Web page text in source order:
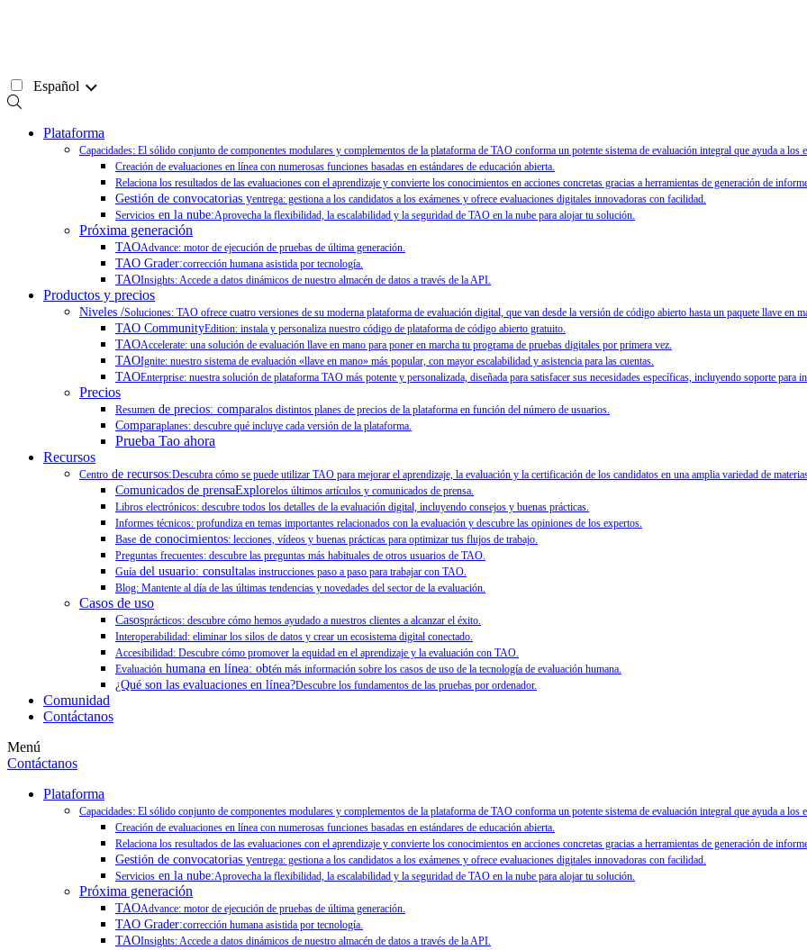
Español
Plataforma
Capacidades: El sólido conjunto de componentes modulares y complementos de la plataforma de TAO conforma un potente sistema de evaluación integral que ayuda a
Creación de evaluaciones en línea con numerosas funciones basadas en estándares de educación abierta.
Relaciona los resultados de las evaluaciones con el aprendizaje y convierte los conocimientos en acciones concretas gracias a herramientas de generación de
Gestión de convocatorias yentrega: gestiona a los candidatos a los exámenes y ofrece evaluaciones digitales innovadoras con facilidad.
Servicios en la nube:Aprovecha la flexibilidad, la escalabilidad y la seguridad de TAO en la nube para alojar tu solución.
Próxima generación
TAOAdvance: motor de ejecución de pruebas de última generación.
TAO Grader:corrección humana asistida por tecnología.
TAOInsights: Accede a datos dinámicos de nuestro almacén de datos a través de la API.
Productos y precios
Niveles /Soluciones: TAO ofrece cuatro versiones de su moderna plataforma de evaluación digital, que van desde la versión de código abierto hasta un paquete llave en
TAO CommunityEdition: instala y personaliza nuestro código de plataforma de código abierto gratuito.
TAOAccelerate: una solución de evaluación llave en mano para poner en marcha tu programa de pruebas digitales por primera vez.
TAOIgnite: nuestro sistema de evaluación «llave en mano» más popular, con mayor escalabilidad y asistencia para las cuentas.
TAOEnterprise: nuestra solución de plataforma TAO más potente y personalizada, diseñada para satisfacer sus necesidades específicas, incluyendo soporte para
Precios
Resumen de precios: comparalos distintos planes de precios de la plataforma en función del número de usuarios.
Comparaplanes: descubre qué incluye cada versión de la plataforma.
Prueba Tao ahora
Recursos
Centro de recursos:Descubra cómo se puede utilizar TAO para mejorar el aprendizaje, la evaluación y la certificación de los candidatos en una amplia variedad de
Comunicados de prensaExplorelos últimos artículos y comunicados de prensa.
Libros electrónicos: descubre todos los detalles de la evaluación digital, incluyendo consejos y buenas prácticas.
Informes técnicos: profundiza en temas importantes relacionados con la evaluación y descubre las opiniones de los expertos.
Base de conocimientos: lecciones, vídeos y buenas prácticas para optimizar tus flujos de trabajo.
Preguntas frecuentes: descubre las preguntas más habituales de otros usuarios de TAO.
Guía del usuario: consultalas instrucciones paso a paso para trabajar con TAO.
Blog: Mantente al día de las últimas tendencias y novedades del sector de la evaluación.
Casos de uso
Casosprácticos: descubre cómo hemos ayudado a nuestros clientes a alcanzar el éxito.
Interoperabilidad: eliminar los silos de datos y crear un ecosistema digital conectado.
Accesibilidad: Descubre cómo promover la equidad en el aprendizaje y la evaluación con TAO.
Evaluación humana en línea: obtén más información sobre los casos de uso de la tecnología de evaluación humana.
¿Qué son las evaluaciones en línea?Descubre los fundamentos de las pruebas por ordenador.
Comunidad
Contáctanos
Menú
Contáctanos
Plataforma
Capacidades: El sólido conjunto de componentes modulares y complementos de la plataforma de TAO conforma un potente sistema de evaluación integral que ayuda a
Creación de evaluaciones en línea con numerosas funciones basadas en estándares de educación abierta.
Relaciona los resultados de las evaluaciones con el aprendizaje y convierte los conocimientos en acciones concretas gracias a herramientas de generación de
Gestión de convocatorias yentrega: gestiona a los candidatos a los exámenes y ofrece evaluaciones digitales innovadoras con facilidad.
Servicios en la nube:Aprovecha la flexibilidad, la escalabilidad y la seguridad de TAO en la nube para alojar tu solución.
Próxima generación
TAOAdvance: motor de ejecución de pruebas de última generación.
TAO Grader:corrección humana asistida por tecnología.
TAOInsights: Accede a datos dinámicos de nuestro almacén de datos a través de la API.